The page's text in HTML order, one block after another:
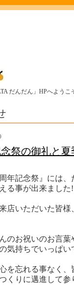
だんだん」HPへようこ
念祭の御礼と
年記念祭』には
る事が出来まし
店いただいた皆
のお祝いのお言
気持ちでいっぱい
を忘れる事なく
くりに邁進して参